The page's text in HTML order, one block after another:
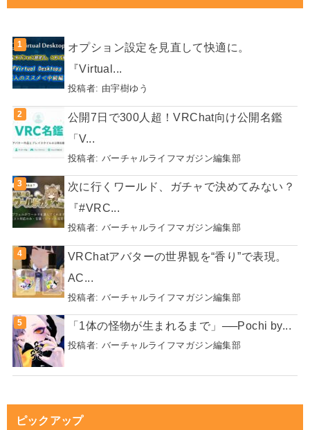
オプション設定を見直して快適に。
『Virtual...
投稿者: 由宇樹ゆう
公開7日で300人超！VRChat向け公開名鑑
「V...
投稿者: バーチャルライフマガジン編集部
次に行くワールド、ガチャで決めてみない？
『#VRC...
投稿者: バーチャルライフマガジン編集部
VRChatアバターの世界観を“香り”で表現。
AC...
投稿者: バーチャルライフマガジン編集部
「1体の怪物が生まれるまで」──Pochi by...
投稿者: バーチャルライフマガジン編集部
ピックアップ